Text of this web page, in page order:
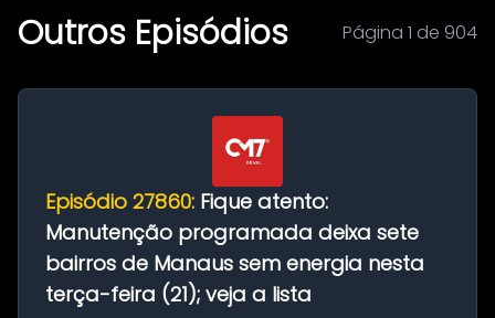
Outros Episódios Página 1 de 904
Episódio 27860: Fique atento:
Manutenção programada deixa sete
bairros de Manaus sem energia nesta
terça-feira (21); veja a lista